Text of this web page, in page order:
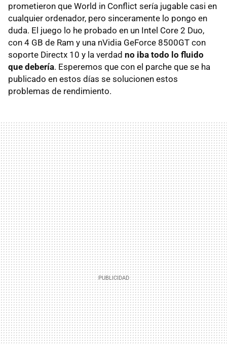
prometieron que World in Conflict sería jugable casi en
cualquier ordenador, pero sinceramente lo pongo en
duda. El juego lo he probado en un Intel Core 2 Duo,
con 4 GB de Ram y una nVidia GeForce 8500GT con
soporte Directx 10 y la verdad no iba todo lo fluido
que debería. Esperemos que con el parche que se ha
publicado en estos días se solucionen estos
problemas de rendimiento.